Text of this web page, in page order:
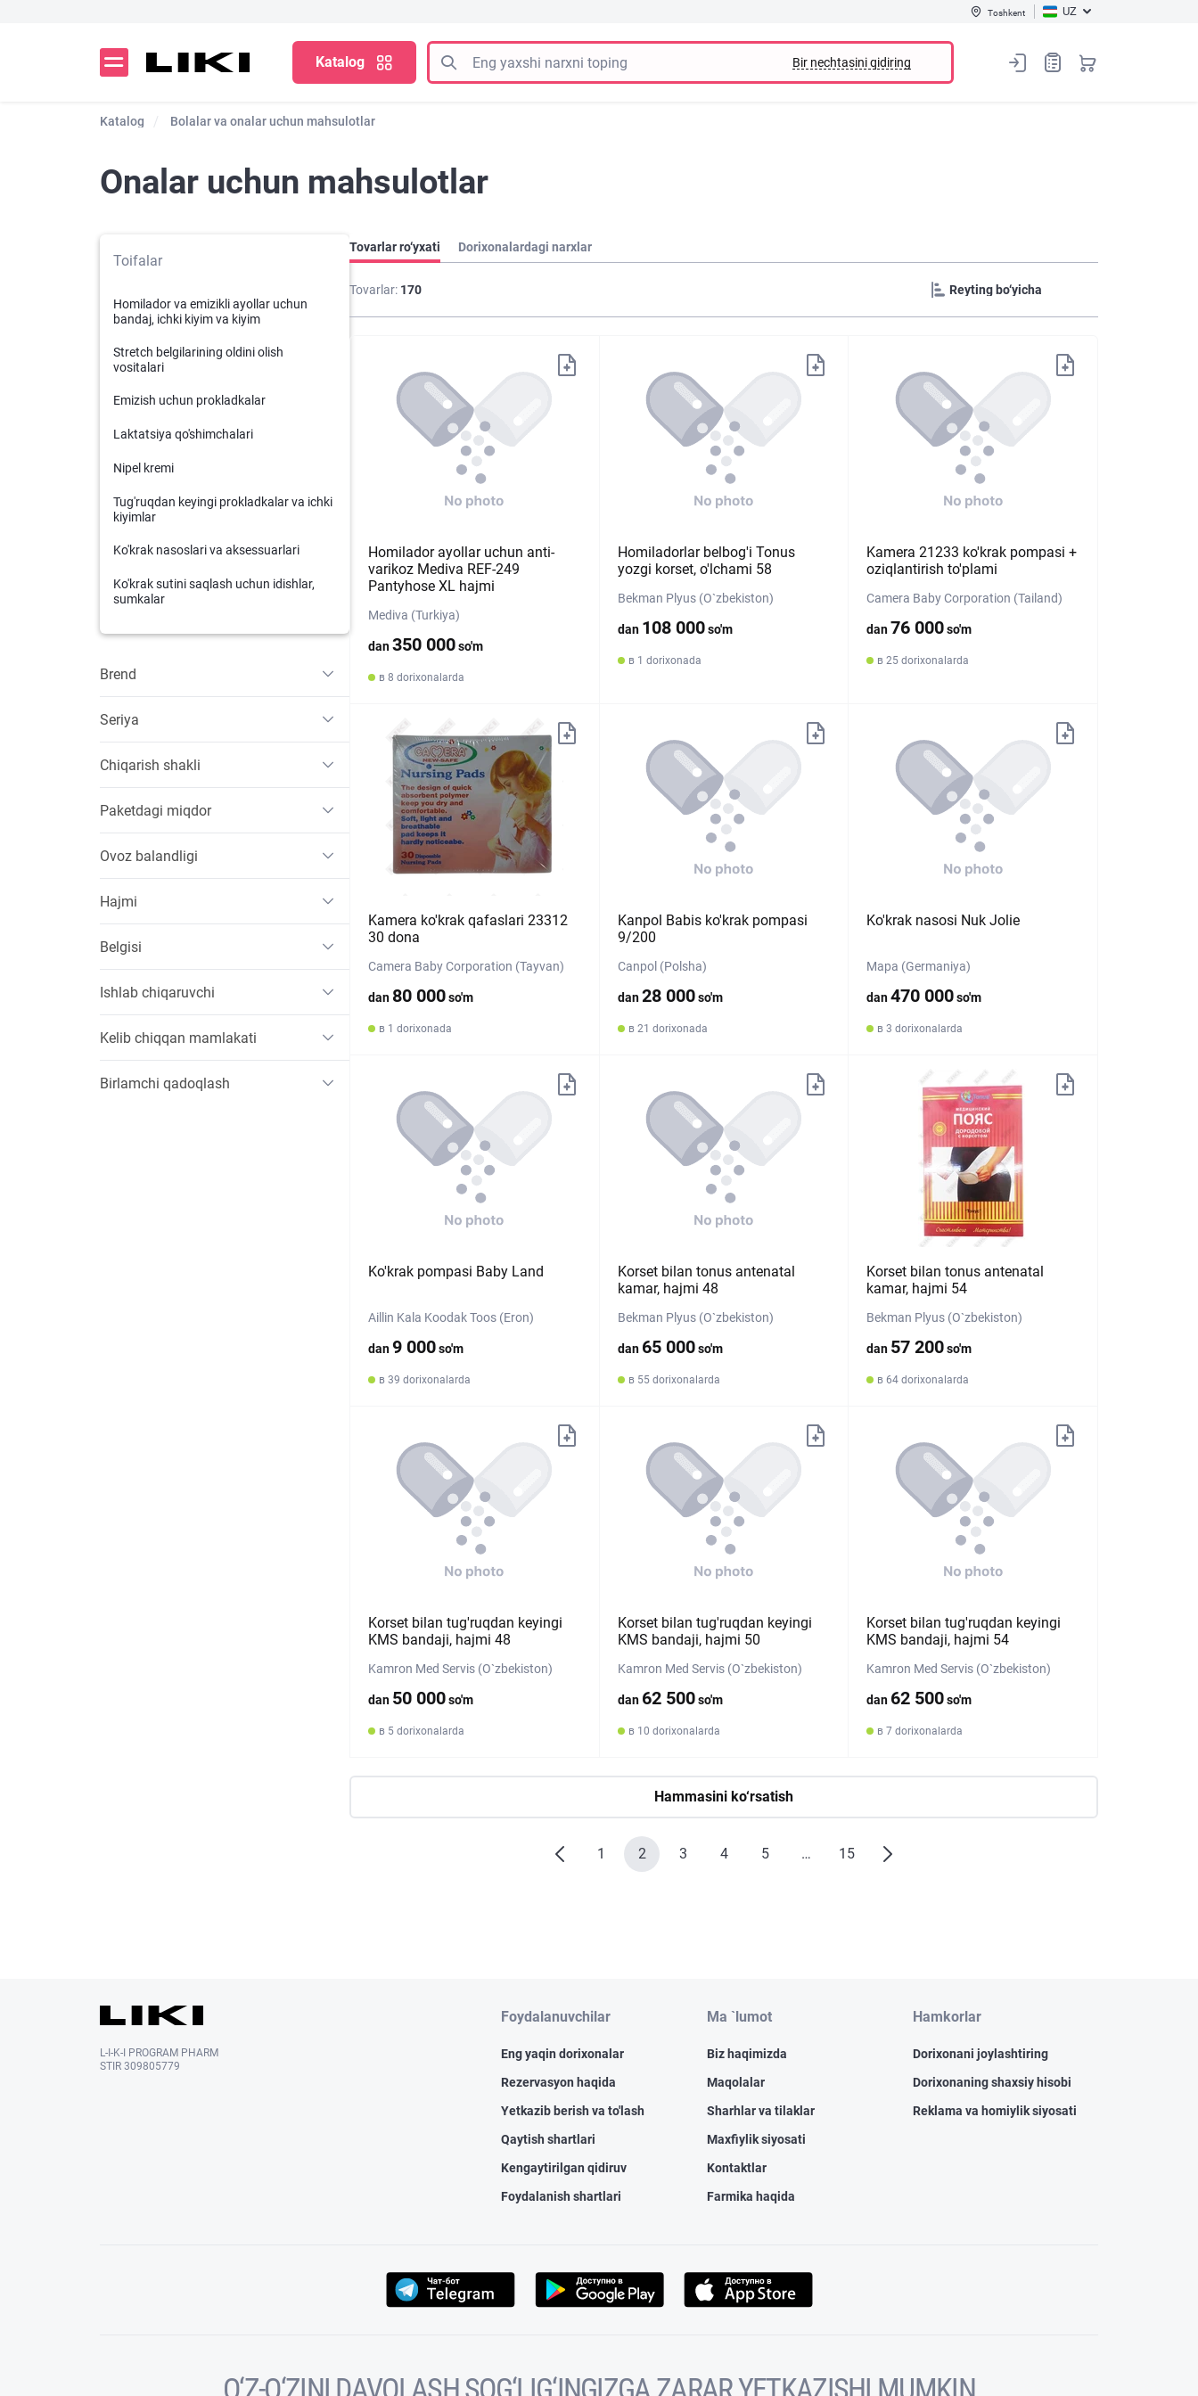
Toshkent UZ
Katalog Bir nechtasini qidiring
Katalog Bolalar va onalar uchun mahsulotlar
Onalar uchun mahsulotlar
Toifalar
Homilador va emizikli ayollar uchun
bandaj, ichki kiyim va kiyim
Stretch belgilarining oldini olish
vositalari
Emizish uchun prokladkalar
Laktatsiya qo'shimchalari
Nipel kremi
Tug'ruqdan keyingi prokladkalar va ichki
kiyimlar
Ko'krak nasoslari va aksessuarlari
Ko'krak sutini saqlash uchun idishlar,
sumkalar
Brend
Seriya
Chiqarish shakli
Paketdagi miqdor
Ovoz balandligi
Hajmi
Belgisi
Ishlab chiqaruvchi
Kelib chiqqan mamlakati
Birlamchi qadoqlash
Tovarlar ro‘yxati Dorixonalardagi narxlar
Tovarlar: 170
Homilador ayollar uchun anti-
varikoz Mediva REF-249
Pantyhose XL hajmi
Mediva (Turkiya)
dan350 000so'm
в 8 dorixonalarda
Homiladorlar belbog'i Tonus
yozgi korset, o'lchami 58
Bekman Plyus (O`zbekiston)
dan 108 000so'm
в 1 dorixonada
Kamera 21233 ko'krak pompasi +
oziqlantirish to'plami
Camera Baby Corporation (Tailand)
dan 76 000so'm
в 25 dorixonalarda
Kamera ko'krak qafaslari 23312
30 dona
Camera Baby Corporation (Tayvan)
dan 80 000so'm
в 1 dorixonada
Kanpol Babis ko'krak pompasi
9/200
Canpol (Polsha)
dan28 000so'm
в 21 dorixonada
Ko'krak nasosi Nuk Jolie
Mapa (Germaniya)
dan470 000so'm
в 3 dorixonalarda
Ko'krak pompasi Baby Land
Aillin Kala Koodak Toos (Eron)
dan9 000so'm
в 39 dorixonalarda
Korset bilan tonus antenatal
kamar, hajmi 48
Bekman Plyus (O`zbekiston)
dan 65 000so'm
в 55 dorixonalarda
Korset bilan tonus antenatal
kamar, hajmi 54
Bekman Plyus (O`zbekiston)
dan 57 200so'm
в 64 dorixonalarda
Korset bilan tug'ruqdan keyingi
KMS bandaji, hajmi 48
Kamron Med Servis (O`zbekiston)
dan 50 000so'm
в 5 dorixonalarda
Korset bilan tug'ruqdan keyingi
KMS bandaji, hajmi 50
Kamron Med Servis (O`zbekiston)
dan 62 500so'm
в 10 dorixonalarda
Korset bilan tug'ruqdan keyingi
KMS bandaji, hajmi 54
Kamron Med Servis (O`zbekiston)
dan 62 500so'm
в 7 dorixonalarda
Hammasini ko‘rsatish
1 2 3 4 5 … 15
L-I-K-I PROGRAM PHARM
STIR 309805779
Foydalanuvchilar
Eng yaqin dorixonalar
Rezervasyon haqida
Yetkazib berish va to'lash
Qaytish shartlari
Kengaytirilgan qidiruv
Foydalanish shartlari
Ma `lumot
Biz haqimizda
Maqolalar
Sharhlar va tilaklar
Maxfiylik siyosati
Kontaktlar
Farmika haqida
Hamkorlar
Dorixonani joylashtiring
Dorixonaning shaxsiy hisobi
Reklama va homiylik siyosati
O‘Z-O‘ZINI DAVOLASH SOG‘LIG‘INGIZGA ZARAR YETKAZISHI MUMKIN